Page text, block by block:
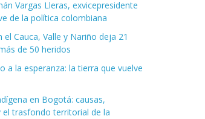
Vargas Lleras, exvicepresidente
de la política colombiana
el Cauca, Valle y Nariño deja 21
de 50 heridos
a la esperanza: la tierra que vuelve
en Bogotá: causas,
el trasfondo territorial de la